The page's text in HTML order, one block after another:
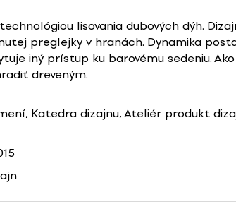
lisovania dubových dýh.
preglejky v hranách. Dynamika
iný prístup ku barovému sedeniu.
dreveným.
Katedra dizajnu, Ateliér produkt